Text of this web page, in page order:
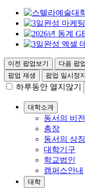
이전 팝업보기
다음 팝
팝업 재생
팝업 일시정지
하루동안 열지않기
대학소개
동서의 비전
총장
동서의 상징
대학기구
학교법인
캠퍼스안내
대학